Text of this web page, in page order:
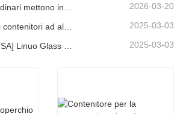
2026-03-20
2025-03-03
[Incontra Chicago, USA] Linuo Glass ti invita a raccogliere insieme Chicago Inspirato Home Show! 2025-03-03